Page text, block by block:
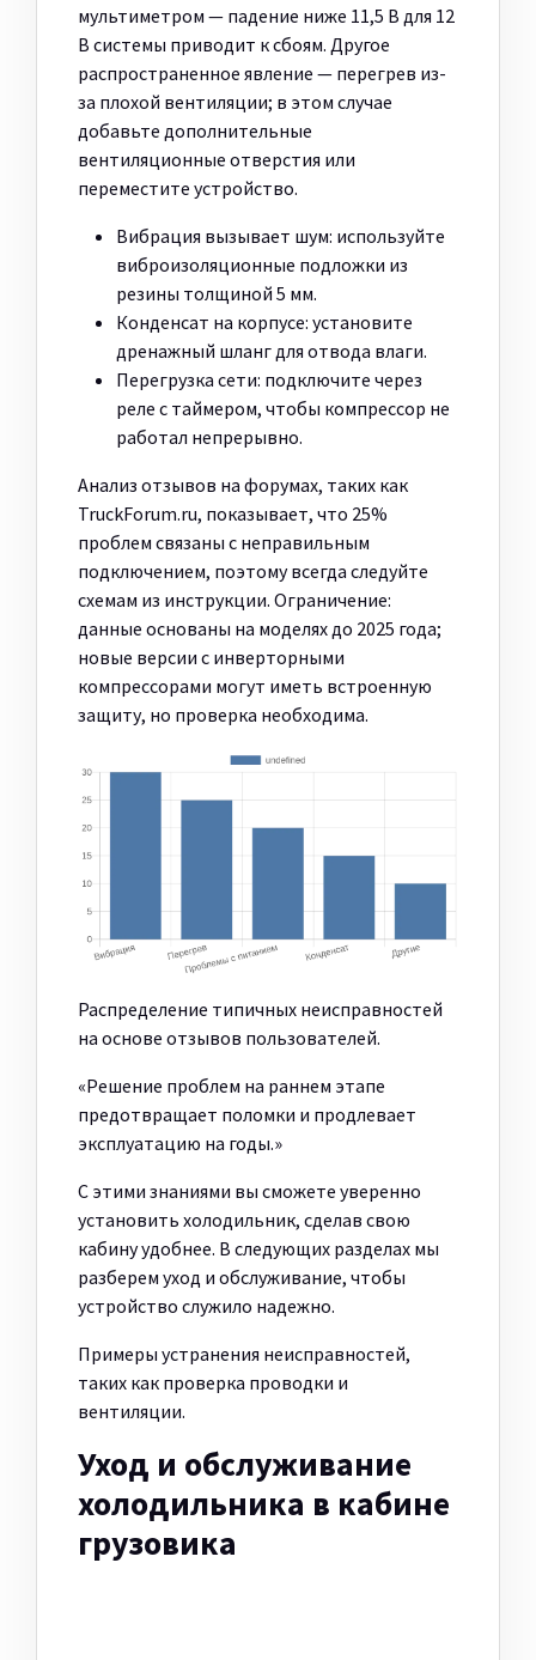
мультиметром — падение ниже 11,5 В для 12
В системы приводит к сбоям. Другое
распространенное явление — перегрев из-
за плохой вентиляции; в этом случае
добавьте дополнительные
вентиляционные отверстия или
переместите устройство.
Вибрация вызывает шум: используйте
виброизоляционные подложки из
резины толщиной 5 мм.
Конденсат на корпусе: установите
дренажный шланг для отвода влаги.
Перегрузка сети: подключите через
реле с таймером, чтобы компрессор не
работал непрерывно.
Анализ отзывов на форумах, таких как
TruckForum.ru, показывает, что 25%
проблем связаны с неправильным
подключением, поэтому всегда следуйте
схемам из инструкции. Ограничение:
данные основаны на моделях до 2025 года;
новые версии с инверторными
компрессорами могут иметь встроенную
защиту, но проверка необходима.
Распределение типичных неисправностей
на основе отзывов пользователей.
«Решение проблем на раннем этапе
предотвращает поломки и продлевает
эксплуатацию на годы.»
С этими знаниями вы сможете уверенно
установить холодильник, сделав свою
кабину удобнее. В следующих разделах мы
разберем уход и обслуживание, чтобы
устройство служило надежно.
Примеры устранения неисправностей,
таких как проверка проводки и
вентиляции.
Уход и обслуживание
холодильника в кабине
грузовика